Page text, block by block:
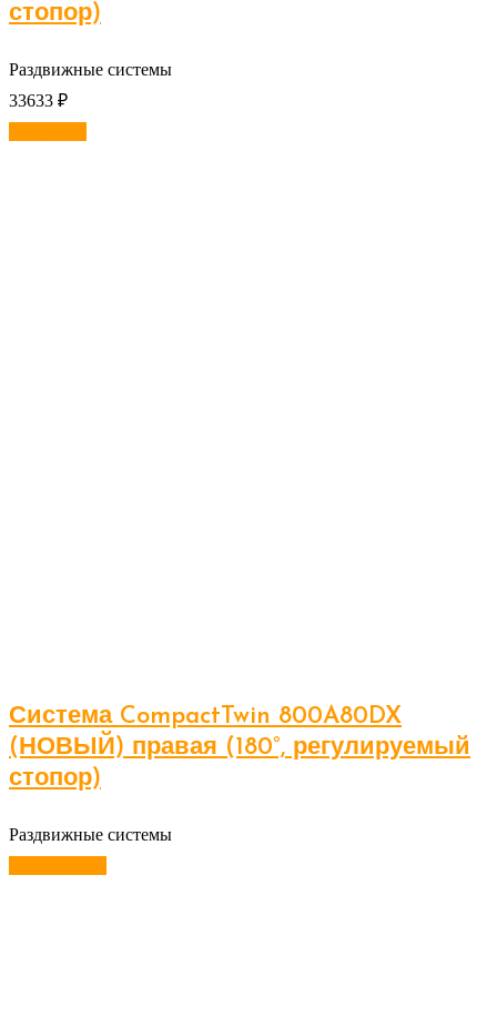
стопор)
Раздвижные системы
33633 ₽
Система CompactTwin 800A80DX
(НОВЫЙ) правая (180°, регулируемый
стопор)
Раздвижные системы